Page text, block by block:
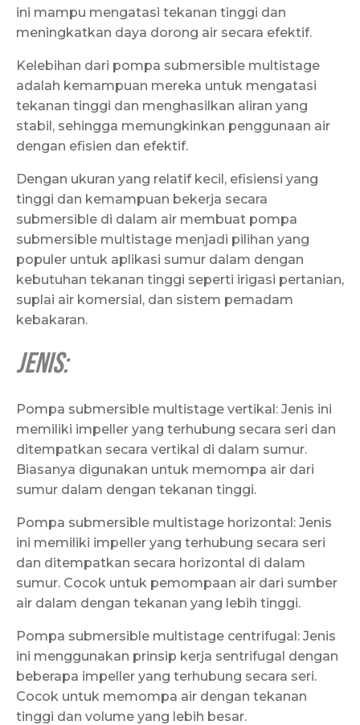
ini mampu mengatasi tekanan tinggi dan
meningkatkan daya dorong air secara efektif.
Kelebihan dari pompa submersible multistage
adalah kemampuan mereka untuk mengatasi
tekanan tinggi dan menghasilkan aliran yang
stabil, sehingga memungkinkan penggunaan air
dengan efisien dan efektif.
Dengan ukuran yang relatif kecil, efisiensi yang
tinggi dan kemampuan bekerja secara
submersible di dalam air membuat pompa
submersible multistage menjadi pilihan yang
populer untuk aplikasi sumur dalam dengan
kebutuhan tekanan tinggi seperti irigasi pertanian,
suplai air komersial, dan sistem pemadam
kebakaran.
Jenis:
Pompa submersible multistage vertikal: Jenis ini
memiliki impeller yang terhubung secara seri dan
ditempatkan secara vertikal di dalam sumur.
Biasanya digunakan untuk memompa air dari
sumur dalam dengan tekanan tinggi.
Pompa submersible multistage horizontal: Jenis
ini memiliki impeller yang terhubung secara seri
dan ditempatkan secara horizontal di dalam
sumur. Cocok untuk pemompaan air dari sumber
air dalam dengan tekanan yang lebih tinggi.
Pompa submersible multistage centrifugal: Jenis
ini menggunakan prinsip kerja sentrifugal dengan
beberapa impeller yang terhubung secara seri.
Cocok untuk memompa air dengan tekanan
tinggi dan volume yang lebih besar.